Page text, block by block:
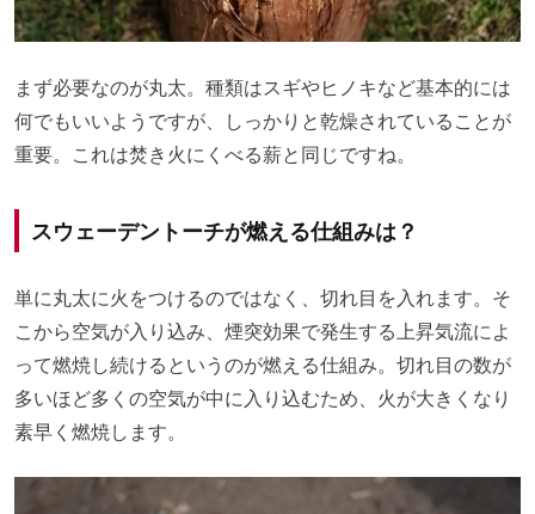
まず必要なのが丸太。種類はスギやヒノキなど基本的には
何でもいいようですが、しっかりと乾燥されていることが
重要。これは焚き火にくべる薪と同じですね。
スウェーデントーチが燃える仕組みは？
単に丸太に火をつけるのではなく、切れ目を入れます。そ
こから空気が入り込み、煙突効果で発生する上昇気流によ
って燃焼し続けるというのが燃える仕組み。切れ目の数が
多いほど多くの空気が中に入り込むため、火が大きくなり
素早く燃焼します。